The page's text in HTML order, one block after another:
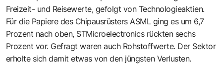
Freizeit- und Reisewerte, gefolgt von Technologieaktien.
Für die Papiere des Chipausrüsters ASML ging es um 6,7
Prozent nach oben, STMicroelectronics rückten sechs
Prozent vor. Gefragt waren auch Rohstoffwerte. Der Sektor
erholte sich damit etwas von den jüngsten Verlusten.